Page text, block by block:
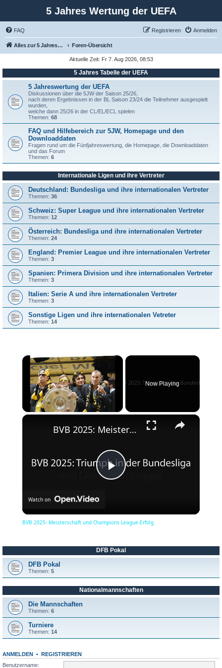
5 Jahres Wertung der UEFA
FAQ Anmelden
Registrieren
Alles zur 5 Jahreswertung / Tabelle der UEFA mit vielen Statistiken. Foren-Übersicht
Aktuelle Zeit: Fr 7. Aug 2026, 08:53
5 Jahres Tabelle der UEFA
5 Jahreswertung der UEFA
Diskussionen über die 5JW der Saison 25/26,
nach deren Ergebnissen in der BL Saison 23/24 die Teilnehmer ausgespielt
wurden,
welche dann 25/26 in der CL/EL/ECL spielen
Themen: 68
FAQ und Hilfebereich zur 5JW, Homepage und den
Downloaddaten
Fragen rund um die Fünfjahreswertung, die Homepage, die Downloaddaten
und das Forum
Themen: 6
Internationale Ligen und ihre Vertreter
Deutschland: Bundesliga und ihre internationalen Vertreter
Themen: 36
Schweiz: Super League und ihre internationalen Vertreter
Themen: 12
Österreich: Bundesliga und ihre internationalen Vertreter
Themen: 24
England: Premier League und ihre internationalen Vertreter
Themen: 3
Spanien: Primera Division und ihre internationalen Vertreter
Themen: 3
Italien: Serie A und ihre internationalen Vertreter
Themen: 3
Sonstige Ligen und ihre internationalen Vetreter
Themen: 14
×
Now Playing
×
P
V
d
BVB 2025: Meisterschaft und Champions League-Erfolg
Watch on
BVB 2025: Meisterschaft und Champions League-Erfolg
DFB Pokal
DFB Pokal
Themen: 5
Nationalmannschaften
Die Mannschaften
Themen: 6
Turniere
Themen: 14
ANMELDEN •
REGISTRIEREN
Benutzername: